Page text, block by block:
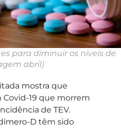
para diminuir os níveis de
abril)
mostra que
19 que morrem
de TEV.
D têm sido